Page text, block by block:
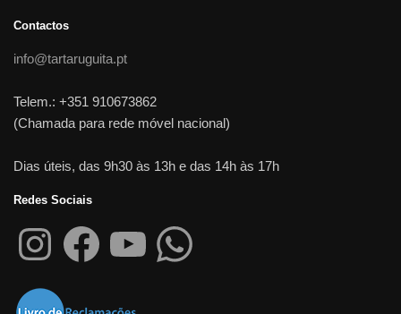
Contactos
info@tartaruguita.pt
Telem.: +351 910673862
(Chamada para rede móvel nacional)
Dias úteis, das 9h30 às 13h e das 14h às 17h
Redes Sociais